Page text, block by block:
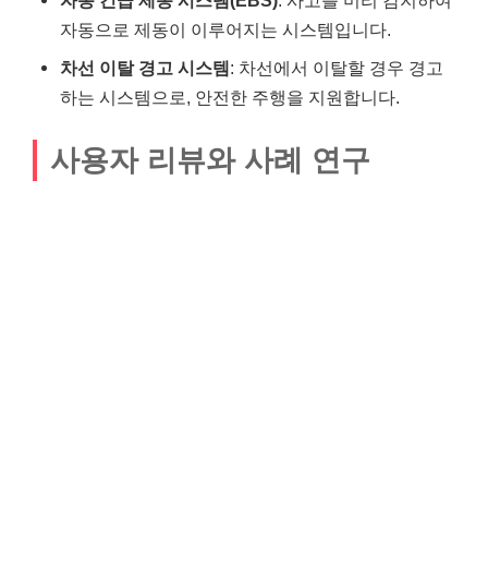
자동으로 제동이 이루어지는 시스템입니다.
차선 이탈 경고 시스템: 차선에서 이탈할 경우 경고
하는 시스템으로, 안전한 주행을 지원합니다.
사용자 리뷰와 사례 연구